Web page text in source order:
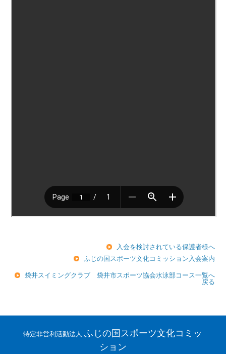
入会を検討されている保護者様へ
ふじの国スポーツ文化コミッション入会案内
袋井スイミングクラブ 袋井市スポーツ協会水泳部コース一覧へ
戻る
特定非営利活動法人ふじの国スポーツ文化コミッ
ション